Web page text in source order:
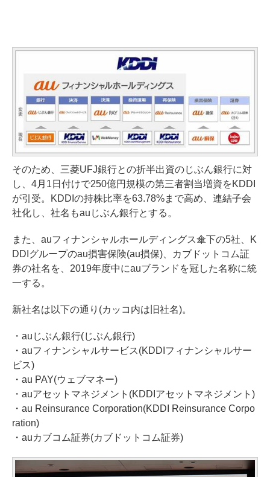
そのため、三菱UFJ銀行との折半出資のじぶん銀行に対
し、4月1日付けで250億円規模の第三者割当増資をKDDI
が引受。KDDIの持株比率を63.78%まで高め、連結子会
社化し、社名もauじぶん銀行とする。
また、auフィナンシャルホールディングス傘下の5社、K
DDIグループのau損害保険(au損保)、カブドットコム証
券の社名を、2019年度中にauブランドを冠した名称に統
一する。
新社名は以下の通り(カッコ内は旧社名)。
・auじぶん銀行(じぶん銀行)
・auフィナンシャルサービス(KDDIフィナンシャルサー
ビス)
・au PAY(ウェブマネー)
・auアセットマネジメント(KDDIアセットマネジメント)
・au Reinsurance Corporation(KDDI Reinsurance Corpo
ration)
・auカブコム証券(カブドットコム証券)